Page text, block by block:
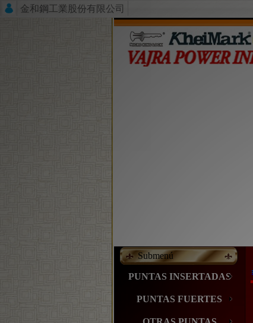
金和鋼工業股份有限公司
Submenú
PUNTAS INSERTADAS
PUNTAS FUERTES